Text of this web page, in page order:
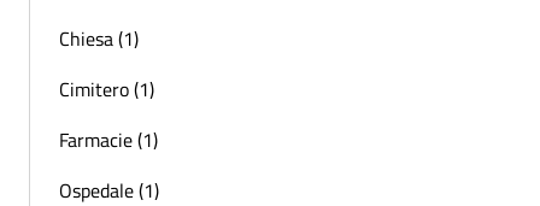
Chiesa (1)
Cimitero (1)
Farmacie (1)
Ospedale (1)